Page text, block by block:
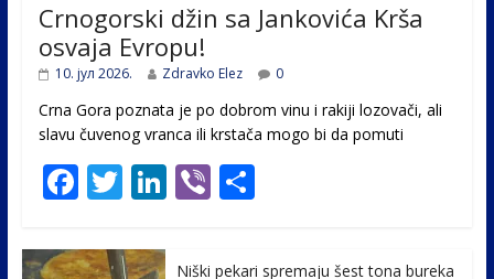
Crnogorski džin sa Jankovića Krša
osvaja Evropu!
10. јул 2026. Zdravko Elez 0
Crna Gora poznata je po dobrom vinu i rakiji lozovači, ali
slavu čuvenog vranca ili krstača mogo bi da pomuti
F
e
T
itt
Li Vi
er
S
Niški pekari spremaju šest tona bureka